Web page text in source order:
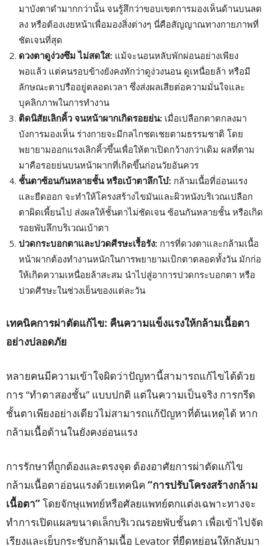
มาบังตาดำมากกว่านั้น จนรู้สึกว่าขอบเขตการมองเห็นด้านบนลด
ลง หรือต้องเงยหน้าเพื่อมองสิ่งต่างๆ นี่คือสัญญาณทางกายภาพที่
ชัดเจนที่สุด
ดวงตาดูง่วงซึม ไม่สดใส: แม้จะนอนหลับพักผ่อนอย่างเพียง
พอแล้ว แต่คนรอบข้างยังคงทักว่าดูง่วงนอน ดูเหนื่อยล้า หรือมี
ลักษณะตาปรืออยู่ตลอดเวลา ซึ่งส่งผลเสียต่อความมั่นใจและ
บุคลิกภาพในการทำงาน
ติดนิสัยเลิกคิ้ว จนหน้าผากเกิดรอยย่น: เมื่อเปลือกตาตกลงมา
บังการมองเห็น ร่างกายจะมีกลไกชดเชยตามธรรมชาติ โดย
พยายามออกแรงเลิกคิ้วขึ้นเพื่อให้ตาเปิดกว้างกว่าเดิม ผลที่ตาม
มาคือรอยย่นบนหน้าผากที่เกิดขึ้นก่อนวัยอันควร
ชั้นตาซ้อนกันหลายชั้น หรือเบ้าตาลึกโบ๋: กล้ามเนื้อที่อ่อนแรง
และยืดออก จะทำให้โครงสร้างไขมันและผิวหนังบริเวณเปลือก
ตาผิดเพี้ยนไป ส่งผลให้ชั้นตาไม่ชัดเจน ซ้อนกันหลายชั้น หรือเกิด
รอยพับลึกบริเวณเบ้าตา
ปวดกระบอกตาและปวดศีรษะเรื้อรัง: การที่ดวงตาและกล้ามเนื้อ
หน้าผากต้องทำงานหนักในการพยายามเบิกตาตลอดทั้งวัน มักก่อ
ให้เกิดความเหนื่อยล้าสะสม นำไปสู่อาการปวดกระบอกตา หรือ
ปวดศีรษะในช่วงเย็นของแต่ละวัน
เทคนิคการผ่าตัดแก้ไข: คืนความแข็งแรงให้กล้ามเนื้อตา
อย่างปลอดภัย
หลายคนมีความเข้าใจผิดว่าปัญหานี้สามารถแก้ไขได้ด้วย
การ “ทำตาสองชั้น” แบบปกติ แต่ในความเป็นจริง การกรีด
ชั้นตาเพียงอย่างเดียวไม่สามารถแก้ปัญหาที่ต้นเหตุได้ หาก
กล้ามเนื้อด้านในยังคงอ่อนแรง
การรักษาที่ถูกต้องและตรงจุด ต้องอาศัยการผ่าตัดแก้ไข
กล้ามเนื้อตาอ่อนแรงด้วยเทคนิค “การปรับโครงสร้างกล้าม
เนื้อตา”โดยจักษุแพทย์หรือศัลยแพทย์ตกแต่งเฉพาะทางจะ
ทำการเปิดแผลขนาดเล็กบริเวณรอยพับชั้นตา เพื่อเข้าไปจัด
เรียงและเย็บกระชับกล้ามเนื้อ Levator ที่ยืดหย่อนให้กลับมา